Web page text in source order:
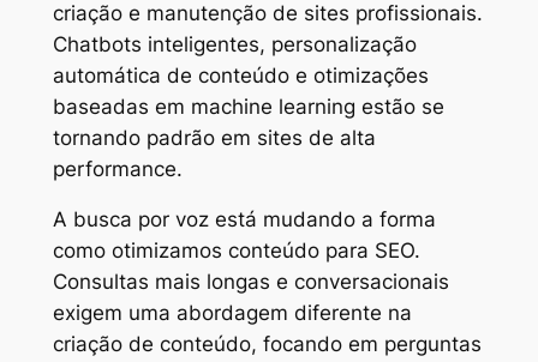
criação e manutenção de sites profissionais.
Chatbots inteligentes, personalização
automática de conteúdo e otimizações
baseadas em machine learning estão se
tornando padrão em sites de alta
performance.
A busca por voz está mudando a forma
como otimizamos conteúdo para SEO.
Consultas mais longas e conversacionais
exigem uma abordagem diferente na
criação de conteúdo, focando em perguntas